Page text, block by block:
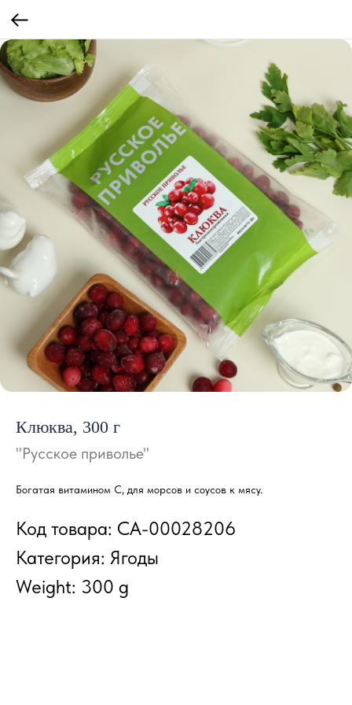
Клюква, 300 г
"Русское приволье"
Богатая витамином С, для морсов и соусов к мясу.
Код товара: СА-00028206
Категория: Ягоды
Weight: 300 g